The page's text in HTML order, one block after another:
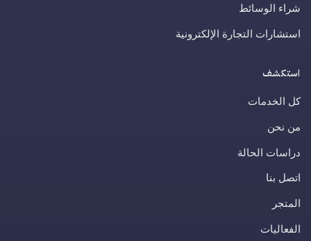
شراء الوسائط
استشارات التجارة الإلكترونية
استكشف
كل الخدمات
من نحن
دراسات الحالة
اتصل بنا
المتجر
الفعاليات